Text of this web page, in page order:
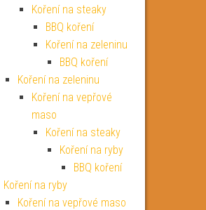
Koření na steaky
BBQ koření
Koření na zeleninu
BBQ koření
Koření na zeleninu
Koření na vepřové
maso
Koření na steaky
Koření na ryby
BBQ koření
Koření na ryby
Koření na vepřové maso